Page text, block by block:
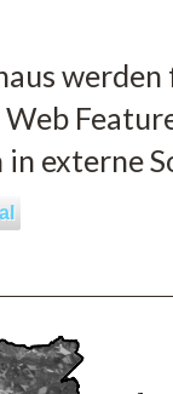
externe